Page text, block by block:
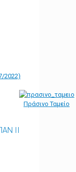
2022)
Πράσινο Ταμείο
ΙΙ